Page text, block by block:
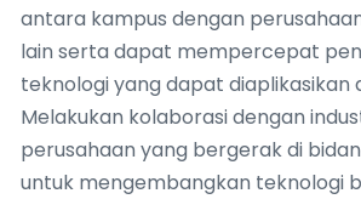
antara kampus dengan
lain serta dapat mempercepat
teknologi yang dapat diaplikasikan
Melakukan kolaborasi dengan
perusahaan yang bergerak di
untuk mengembangkan teknologi